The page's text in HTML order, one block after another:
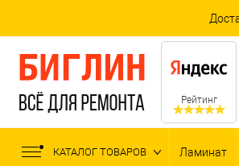
Рейтинг
КАТАЛОГ ТОВАРОВ Ламинат